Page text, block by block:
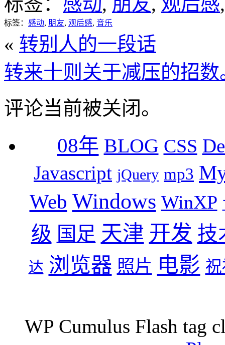
标签： 感动, 朋友, 观后感, 音乐
« 转别人的一段话
转来十则关于减压的招数
评论当前被关闭。
08年 BLOG CSS
Javascript jQuery mp3
Web Windows WinXP
级 国足 天津 开发 技
达 浏览器 照片 电影
WP Cumulus Flash tag